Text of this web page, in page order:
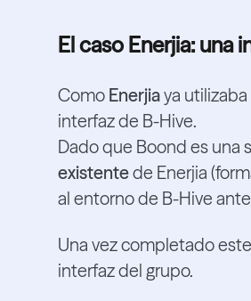
El caso Enerjia: una
Como Enerjiaya utilizaba
interfaz de B-Hive.
Dado que Boond es una
existentede Enerjia
al entorno de B-Hive
Una vez completado
interfaz del grupo.